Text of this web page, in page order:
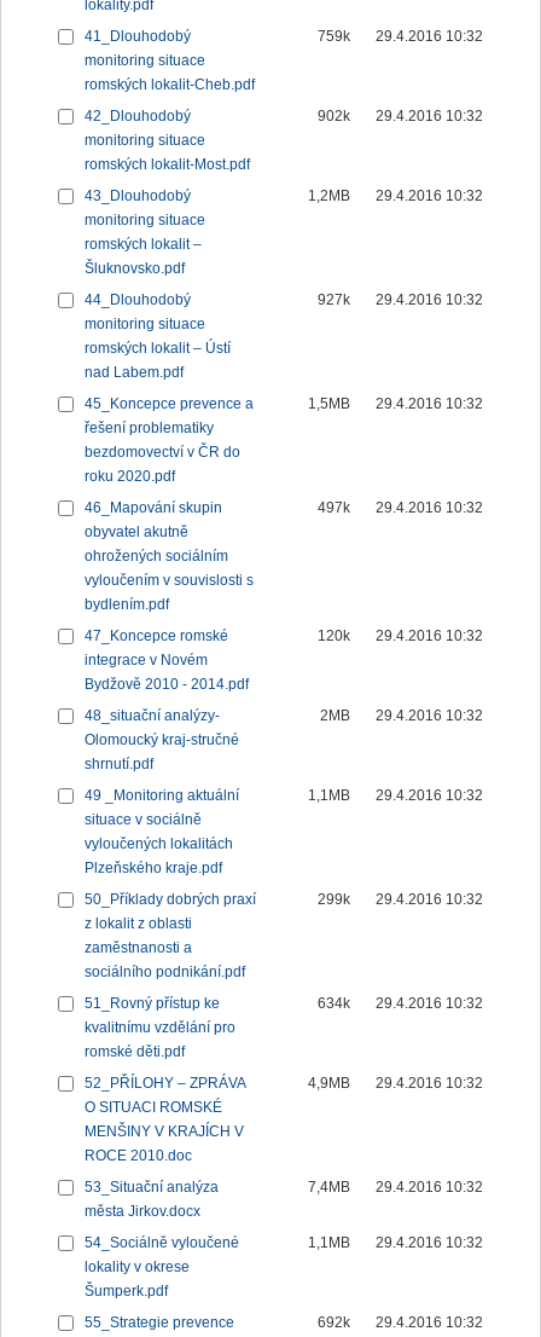
lokality.pdf
41_Dlouhodobý
monitoring situace
romských lokalit-Cheb.pdf
759k 29.4.2016 10:32
42_Dlouhodobý
monitoring situace
romských lokalit-Most.pdf
902k 29.4.2016 10:32
43_Dlouhodobý
monitoring situace
romských lokalit –
Šluknovsko.pdf
1,2MB 29.4.2016 10:32
44_Dlouhodobý
monitoring situace
romských lokalit – Ústí
nad Labem.pdf
927k 29.4.2016 10:32
45_Koncepce prevence a
řešení problematiky
bezdomovectví v ČR do
roku 2020.pdf
1,5MB 29.4.2016 10:32
46_Mapování skupin
obyvatel akutně
ohrožených sociálním
vyloučením v souvislosti s
bydlením.pdf
497k 29.4.2016 10:32
47_Koncepce romské
integrace v Novém
Bydžově 2010 - 2014.pdf
120k 29.4.2016 10:32
48_situační analýzy-
Olomoucký kraj-stručné
shrnutí.pdf
2MB 29.4.2016 10:32
49 _Monitoring aktuální
situace v sociálně
vyloučených lokalitách
Plzeňského kraje.pdf
1,1MB 29.4.2016 10:32
50_Příklady dobrých praxí
z lokalit z oblasti
zaměstnanosti a
sociálního podnikání.pdf
299k 29.4.2016 10:32
51_Rovný přístup ke
kvalitnímu vzdělání pro
romské děti.pdf
634k 29.4.2016 10:32
52_PŘÍLOHY – ZPRÁVA
O SITUACI ROMSKÉ
MENŠINY V KRAJÍCH V
ROCE 2010.doc
4,9MB 29.4.2016 10:32
53_Situační analýza
města Jirkov.docx
7,4MB 29.4.2016 10:32
54_Sociálně vyloučené
lokality v okrese
Šumperk.pdf
1,1MB 29.4.2016 10:32
55_Strategie prevence
692k 29.4.2016 10:32